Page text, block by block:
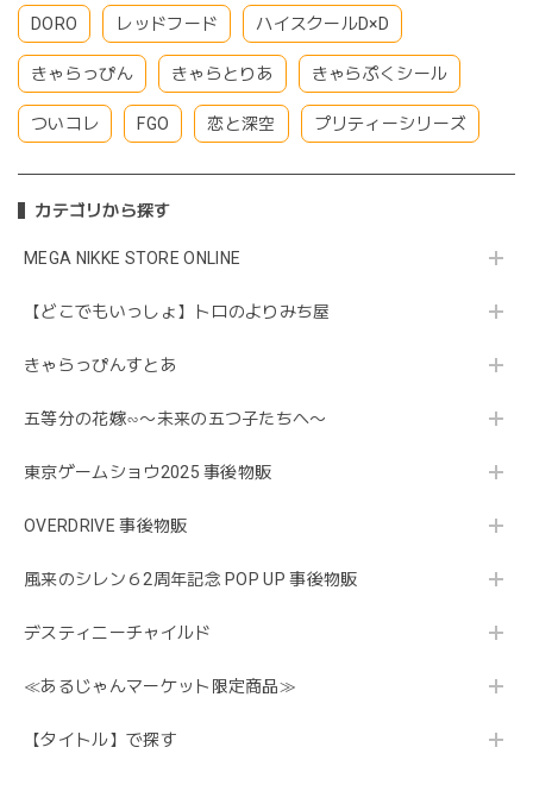
DORO レッドフード ハイスクールD×D
きゃらっぴん きゃらとりあ きゃらぷくシール
ついコレ FGO 恋と深空 プリティーシリーズ
カテゴリから探す
MEGA NIKKE STORE ONLINE
【どこでもいっしょ】トロのよりみち屋
きゃらっぴんすとあ
五等分の花嫁∽〜未来の五つ子たちへ〜
東京ゲームショウ2025 事後物販
OVERDRIVE 事後物販
風来のシレン６2周年記念 POP UP 事後物販
デスティニーチャイルド
≪あるじゃんマーケット限定商品≫
【タイトル】で探す